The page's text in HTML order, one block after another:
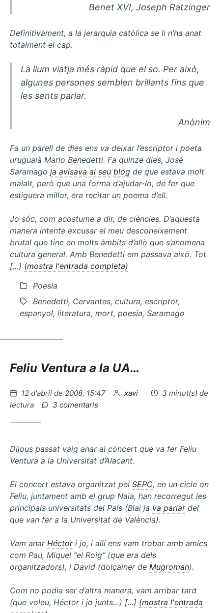
Benet XVI, Joseph Ratzinger
Definitivament, a la jerarquia catòlica se li n’ha anat
totalment el cap.
La llum viatja més ràpid que el so. Per això,
algunes persones semblen brillants fins que
les sents parlar.
Anònim
Fa un parell de dies ens va deixar l’escriptor i poeta
uruguaià Mario Benedetti. Fa quinze dies, José
Saramago ja avisava al seu blog de que estava molt
malalt, però que una forma d’ajudar-lo, de fer que
estiguera millor, era recitar un poema d’ell.
Jo sóc, com acostume a dir, de ciències. D’aquesta
manera intente excusar el meu desconeixement
brutal que tinc en molts àmbits d’allò que s’anomena
cultura general. Amb Benedetti em passava això. Tot
[...] (mostra l'entrada completa)
Poesia
Benedetti, Cervantes, cultura, escriptor,
espanyol, literatura, mort, poesia, Saramago
Feliu Ventura a la UA…
Publicat
el
12 d'abril de 2008, 15:47 per
xavi
3 minut(s) de
lectura
3 comentaris
el
so
Dijous passat vaig anar al concert que va fer Feliu
Ventura a la Universitat d’Alacant.
El concert estava organitzat pel SEPC, en un cicle on
Feliu, juntament amb el grup Naia, han recorregut les
principals universitats del País (Blai ja va parlardel
que van fer a la Universitat de València).
Vam anar Héctori jo, i allí ens vam trobar amb amics
com Pau, Miquel “el Roig” (que era dels
organitzadors), i David (dolçainer de Mugroman).
Com no podia ser d’altra manera, vam arribar tard
(que voleu, Héctor i jo junts…) [...] (mostra l'entrada